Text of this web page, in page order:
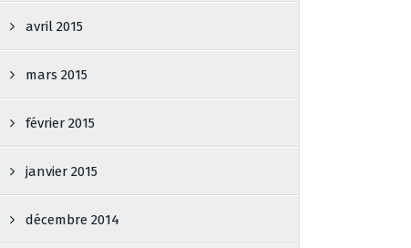
avril 2015
mars 2015
février 2015
janvier 2015
décembre 2014